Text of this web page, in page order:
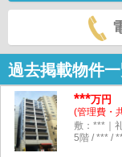
過去掲載物件
***万円
(管理費・
敷：***｜
5階 / *** /